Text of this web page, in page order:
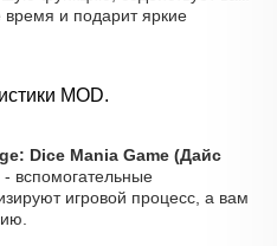
время и подарит яркие
MOD.
Dice Mania Game (Дайс
- вспомогательные
игровой процесс, а вам